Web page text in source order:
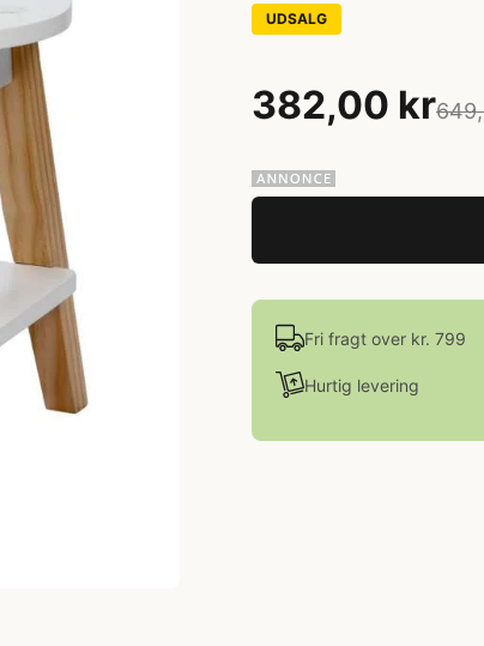
UDSALG
382,00 kr
Fri fragt over kr. 799
Hurtig levering